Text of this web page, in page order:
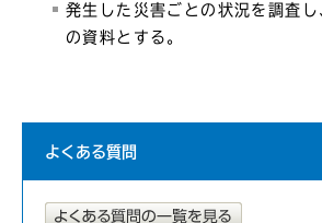
発生した災害ごとの状況を調査
の資料とする。
よくある質問